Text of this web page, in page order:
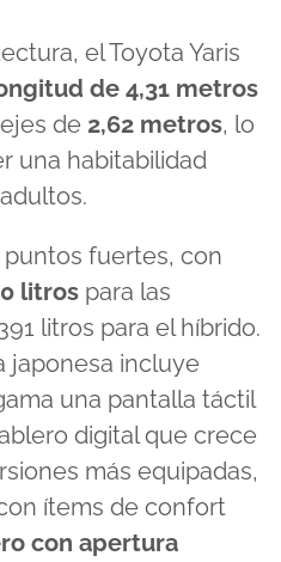
el Toyota Yaris
de 4,31 metros
de 2,62 metros, lo
una habitabilidad
puntos fuertes, con
litros para las
litros para el híbrido.
japonesa incluye
una pantalla táctil
digital que crece
más equipadas,
ítems de confort
con apertura